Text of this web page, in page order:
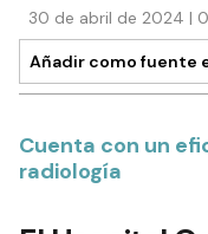
30 de abril de 2024 |
Añadir como fuente
Cuenta con un
radiología